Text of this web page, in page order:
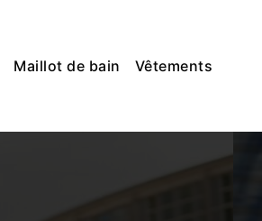
Maillot de bain Vêtements